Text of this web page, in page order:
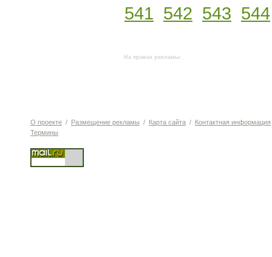
541 542 543 544
На правах рекламы:
О проекте / Размещение рекламы / Карта сайта / Контактная информация
Термины